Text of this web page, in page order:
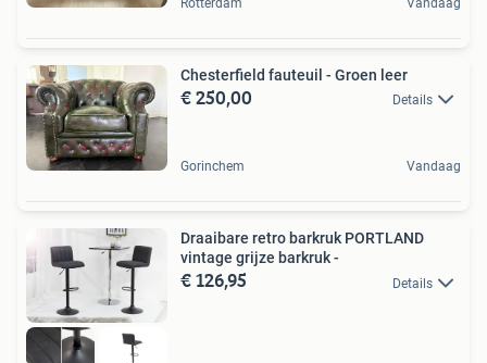
Chesterfield fauteuil - Groen leer
€ 250,00 Details
Gorinchem Vandaag
Draaibare retro barkruk PORTLAND
vintage grijze barkruk -
€ 126,95 Details